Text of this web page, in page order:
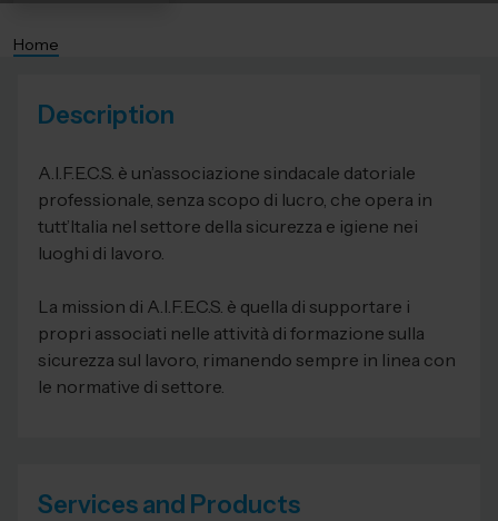
Home
Description
A.I.F.E.C.S. è un’associazione sindacale datoriale
professionale, senza scopo di lucro, che opera in
tutt’Italia nel settore della sicurezza e igiene nei
luoghi di lavoro.
La mission di A.I.F.E.C.S. è quella di supportare i
propri associati nelle attività di formazione sulla
sicurezza sul lavoro, rimanendo sempre in linea con
le normative di settore.
Services and Products